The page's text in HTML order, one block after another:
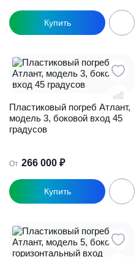
Этот
товар
несколько
вариаций.
Опции
выбрать
на
странице
товара.
Пластиковый погреб Атлант,
модель 3, боковой вход 45
градусов
От 266 000 ₽
Этот
товар
несколько
вариаций.
Опции